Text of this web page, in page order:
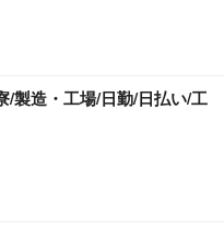
/製造・工場/日勤/日払い/工